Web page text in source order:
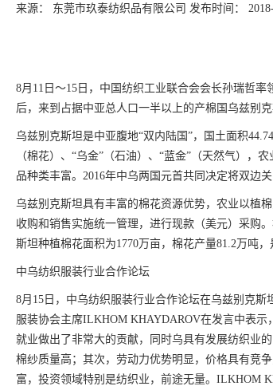
来源： 东莞市玖泰纺织品有限公司 发布时间：
8月11日～15日，中国纺织工业联合会会长孙瑞哲
后，来到占据中亚总人口一半以上的产棉国乌兹别克
乌兹别克斯坦是中亚腹地“双内陆国”，国土面积
（棉花）、“乌金”（石油）、“蓝金”（天然气），
品种类丰富。2016年中乌两国元首共同决定将双边
乌兹别克斯坦具有丰富的棉花资源优势，农业以植
收购和销售实施统一管理，进行现款（美元）采购
斯坦种植棉花面积为1770万亩，棉花产量81.2万吨，
中乌纺织服装行业合作论坛
8月15日，中乌纺织服装行业合作论坛在乌兹别克
服装协会主席ILKHOM KHAYDAROV在发言中表
就业做出了非常大的贡献，同时乌具有发展纺织业
棉纱质量高；其次，劳动力优势明显，价格具有竞
富，投资领域特别是纺织业，前途无量。ILKHOM